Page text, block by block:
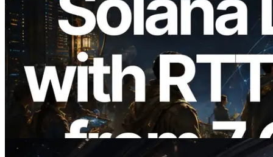
2026.08.05
ERPC Memperluas Solana Leader Slot
API dengan Pengukuran Ping dari 7
Region Global — Validators Information
API Juga Diluncurkan